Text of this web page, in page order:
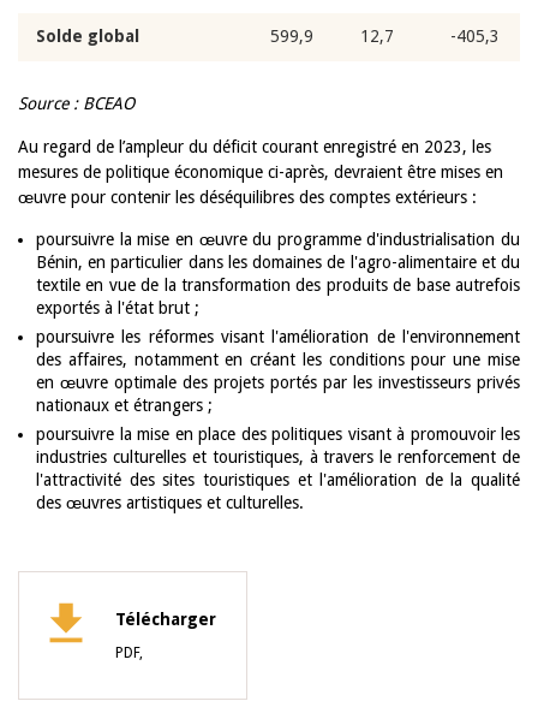
Solde global 599,9 12,7 -405,3
Source : BCEAO
Au regard de l’ampleur du déficit courant enregistré en 2023, les
mesures de politique économique ci-après, devraient être mises en
œuvre pour contenir les déséquilibres des comptes extérieurs :
poursuivre la mise en œuvre du programme d'industrialisation du
Bénin, en particulier dans les domaines de l'agro-alimentaire et du
textile en vue de la transformation des produits de base autrefois
exportés à l'état brut ;
poursuivre les réformes visant l'amélioration de l'environnement
des affaires, notamment en créant les conditions pour une mise
en œuvre optimale des projets portés par les investisseurs privés
nationaux et étrangers ;
poursuivre la mise en place des politiques visant à promouvoir les
industries culturelles et touristiques, à travers le renforcement de
l'attractivité des sites touristiques et l'amélioration de la qualité
des œuvres artistiques et culturelles.
Télécharger
PDF,